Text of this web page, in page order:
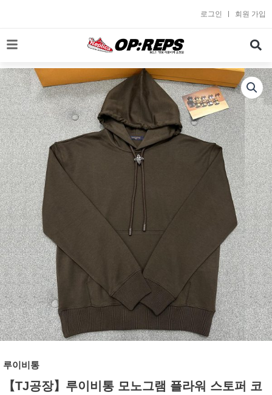
로
너
뛰
기
로그인 회원 가입
루이비통
【TJ공장】루이비통 모노그램 플라워 스토퍼 코